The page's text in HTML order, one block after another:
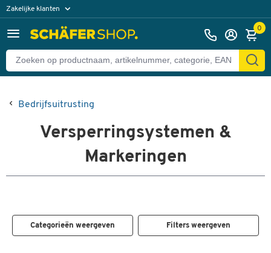
Zakelijke klanten
Particuliere klanten 0
Bedrijfsuitrusting
Versperringsystemen &
Markeringen
Categorieën weergeven Filters weergeven